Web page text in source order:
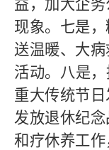
益，加大企
现象。七是
送温暖、大
活动。八是
重大传统节
发放退休纪
和疗休养工